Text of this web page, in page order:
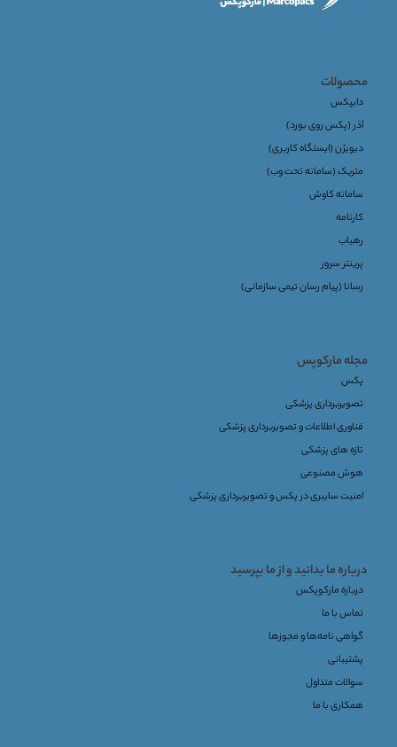
محصولات
دایپکس
آذر (پکس روی بورد)
دیویژن (ایستگاه کاربری)
متریک (سامانه تحت وب)
سامانه کاوش
کارنامه
رهیاب
پرینتر سرور
رسانا (پیام رسان تیمی سازمانی)
مجله مارکوپس
پکس
تصویربرداری پزشکی
فناوری اطلاعات و تصویربرداری پزشکی
تازه های پزشکی
هوش مصنوعی
امنیت سایبری در پکس و تصویربرداری پزشکی
درباره ما بدانید و از ما بپرسید
درباره مارکوپکس
تماس با ما
گواهی نامه‌ها و مجوزها
پشتیبانی
سوالات متداول
همکاری با ما